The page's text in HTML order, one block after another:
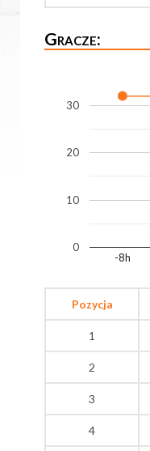
Gracze:
-8h
0
10
20
30
Pozycja
1
2
3
4